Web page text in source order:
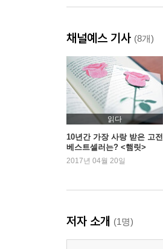
채널예스 기사 (8개)
읽다
10년간 가장 사랑 받은 고전
베스트셀러는? <햄릿>
2017년 04월 20일
저자 소개 (1명)